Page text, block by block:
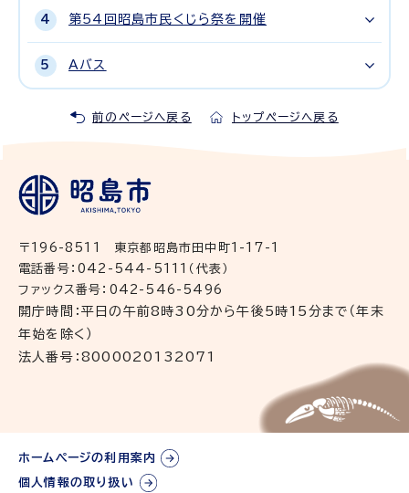
第54回昭島市民くじら祭を開催
Aバス
前のページへ戻る トップページへ戻る
〒196-8511 東京都昭島市田中町1-17-1
電話番号：042-544-5111（代表）
ファックス番号：042-546-5496
開庁時間：平日の午前8時30分から午後5時15分まで（年末
年始を除く）
法人番号：8000020132071
ホームページの利用案内
個人情報の取り扱い